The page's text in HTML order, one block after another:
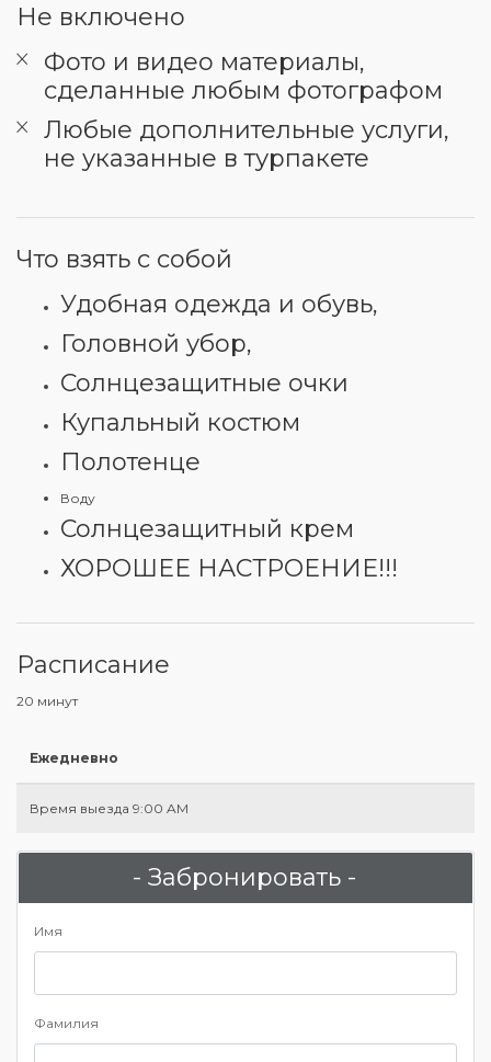
Не включено
Фото и видео материалы,
сделанные любым фотографом
Любые дополнительные услуги,
не указанные в турпакете
Что взять с собой
Удобная одежда и обувь,
Головной убор,
Солнцезащитные очки
Купальный костюм
Полотенце
Воду
Солнцезащитный крем
ХОРОШЕЕ НАСТРОЕНИЕ!!!
Расписание
20 минут
Ежедневно
Время выезда 9:00 AM
- Забронировать -
Имя
Фамилия